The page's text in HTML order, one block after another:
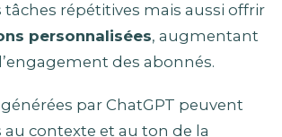
tâches répétitives mais aussi offrir
personnalisées, augmentant
des abonnés.
par ChatGPT peuvent
contexte et au ton de la